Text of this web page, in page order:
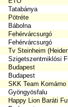
Tatabánya
Pötréte
Bábolna
Fehérvárcsurgó
Fehérvárcsurgó
Tv Steinheim
Szigetszentmiklósi
Budapest
Budapest
SKK Team Komárno
Gyöngyösfalu
Happy Lion Baráti